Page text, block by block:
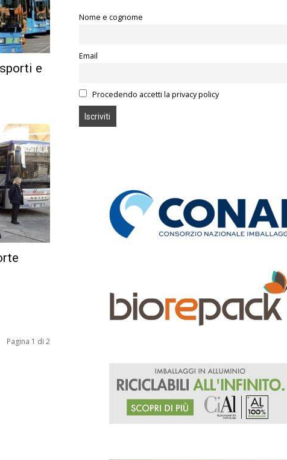
e
Pagina 1 di 2
Nome e cognome
Email
Procedendo accetti la privacy policy